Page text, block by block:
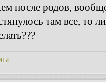
после родов,
там все, то